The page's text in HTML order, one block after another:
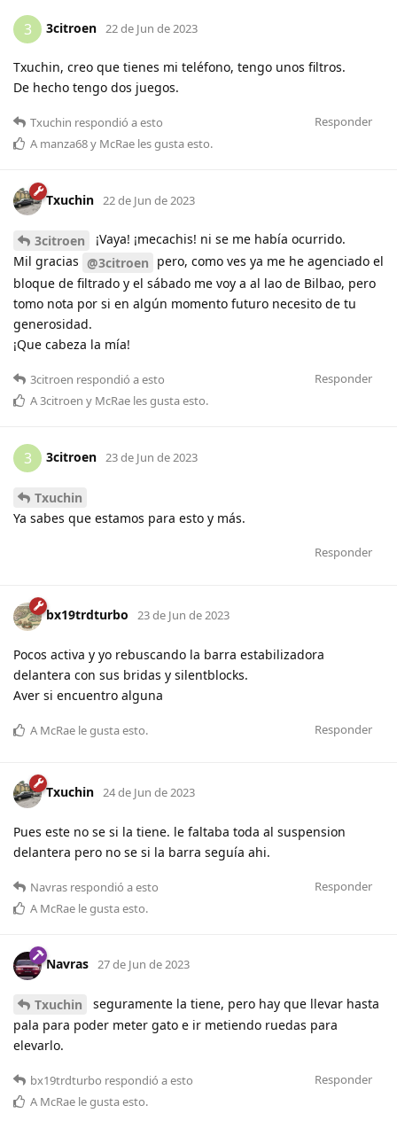
3 3citroen 22 de Jun de 2023
Txuchin, creo que tienes mi teléfono, tengo unos filtros.
De hecho tengo dos juegos.
Responder
Txuchin respondió a esto
A manza68y McRae les gusta esto.
Txuchin 22 de Jun de 2023
3citroen
¡Vaya! ¡mecachis! ni se me había ocurrido.
Mil gracias @3citroen pero, como ves ya me he agenciado el
bloque de filtrado y el sábado me voy a al lao de Bilbao, pero
tomo nota por si en algún momento futuro necesito de tu
generosidad.
¡Que cabeza la mía!
Responder
3citroen respondió a esto
A3citroen y McRae les gusta esto.
3 3citroen 23 de Jun de 2023
Txuchin
Ya sabes que estamos para esto y más.
Responder
bx19trdturbo 23 de Jun de 2023
Pocos activa y yo rebuscando la barra estabilizadora
delantera con sus bridas y silentblocks.
Aver si encuentro alguna
Responder
A McRae le gusta esto.
Txuchin 24 de Jun de 2023
Pues este no se si la tiene. le faltaba toda al suspension
delantera pero no se si la barra seguía ahi.
Responder
Navras respondió a esto
A McRae le gusta esto.
Navras 27 de Jun de 2023
Txuchin
seguramente la tiene, pero hay que llevar hasta
pala para poder meter gato e ir metiendo ruedas para
elevarlo.
Responder
bx19trdturbo respondió a esto
A McRae le gusta esto.